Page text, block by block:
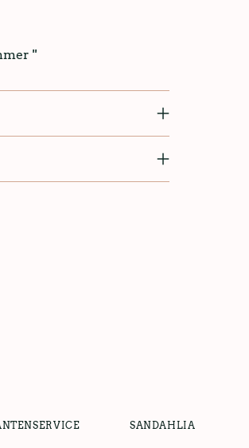
''
SANDAHLIA